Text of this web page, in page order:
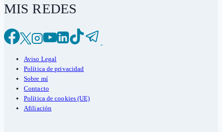
MIS REDES
Aviso Legal
Política de privacidad
Sobre mí
Contacto
Política de cookies (UE)
Afiliación